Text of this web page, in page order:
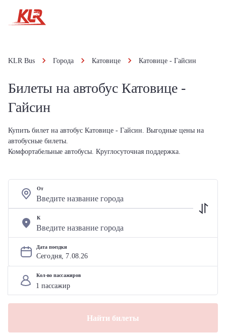
KLR Bus Города Катовице Катовице - Гайсин
Билеты на автобус Катовице -
Гайсин
Купить билет на автобус Катовице - Гайсин. Выгодные цены на
автобусные билеты.
Комфортабельные автобусы. Круглосуточная поддержка.
От
К
Дата поездки
Сегодня, 7.08.26
Кол-во пассажиров
Найти билеты